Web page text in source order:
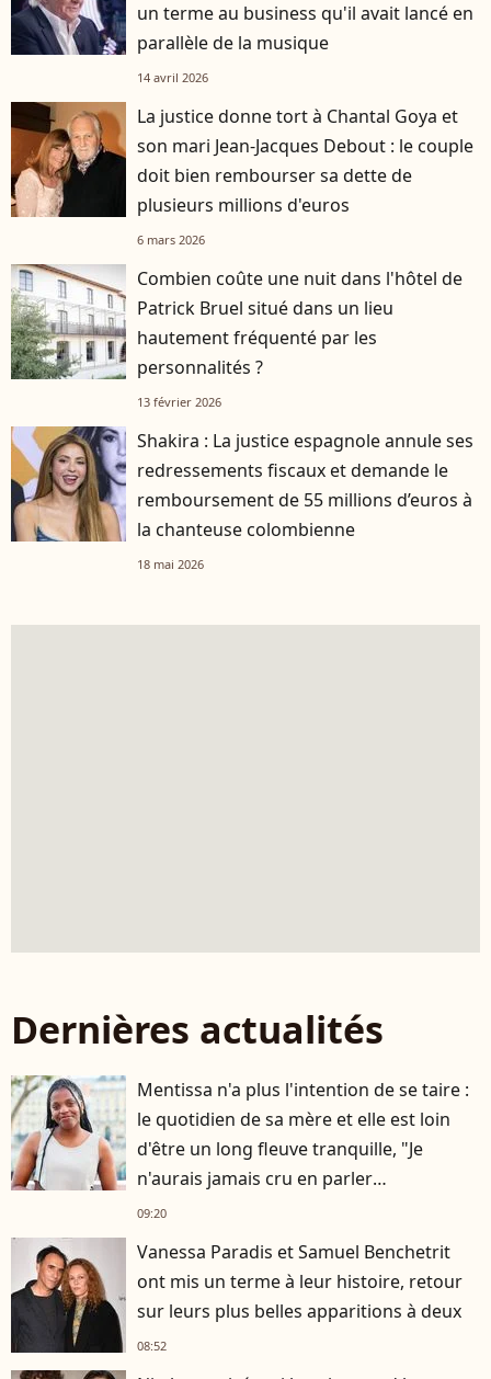
un terme au business qu'il avait lancé en
parallèle de la musique
14 avril 2026
La justice donne tort à Chantal Goya et
son mari Jean-Jacques Debout : le couple
doit bien rembourser sa dette de
plusieurs millions d'euros
6 mars 2026
Combien coûte une nuit dans l'hôtel de
Patrick Bruel situé dans un lieu
hautement fréquenté par les
personnalités ?
13 février 2026
Shakira : La justice espagnole annule ses
redressements fiscaux et demande le
remboursement de 55 millions d’euros à
la chanteuse colombienne
18 mai 2026
Dernières actualités
Mentissa n'a plus l'intention de se taire :
le quotidien de sa mère et elle est loin
d'être un long fleuve tranquille, "Je
n'aurais jamais cru en parler
publiquement"
09:20
Vanessa Paradis et Samuel Benchetrit
ont mis un terme à leur histoire, retour
sur leurs plus belles apparitions à deux
08:52